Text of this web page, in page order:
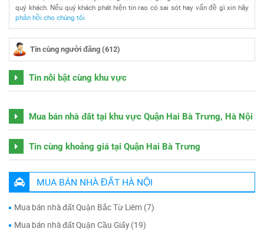
quý khách. Nếu quý khách phát hiện tin rao có sai sót hay vấn đề gì xin hãy
phản hồi cho chúng tôi
Tin cùng người đăng (612)
Tin nổi bật cùng khu vực
Mua bán nhà đất tại khu vực Quận Hai Bà Trưng, Hà Nội
Tin cùng khoảng giá tại Quận Hai Bà Trưng
MUA BÁN NHÀ ĐẤT HÀ NỘI
Mua bán nhà đất Quận Bắc Từ Liêm (7)
Mua bán nhà đất Quận Cầu Giấy (19)